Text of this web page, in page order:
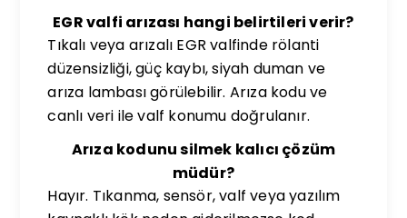
EGR valfi arızası hangi belirtileri verir?
Tıkalı veya arızalı EGR valfinde rölanti
düzensizliği, güç kaybı, siyah duman ve
arıza lambası görülebilir. Arıza kodu ve
canlı veri ile valf konumu doğrulanır.
Arıza kodunu silmek kalıcı çözüm
müdür?
Hayır. Tıkanma, sensör, valf veya yazılım